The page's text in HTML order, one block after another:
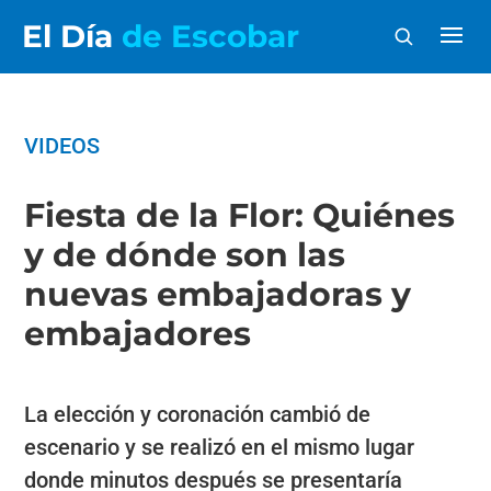
El Día de Escobar
VIDEOS
Fiesta de la Flor: Quiénes
y de dónde son las
nuevas embajadoras y
embajadores
La elección y coronación cambió de
escenario y se realizó en el mismo lugar
donde minutos después se presentaría